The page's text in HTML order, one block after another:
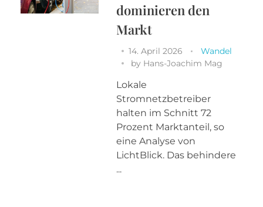
dominieren den
Markt
14. April 2026
Wandel
by Hans-Joachim Mag
Lokale
Stromnetzbetreiber
halten im Schnitt 72
Prozent Marktanteil, so
eine Analyse von
LichtBlick. Das behindere
...